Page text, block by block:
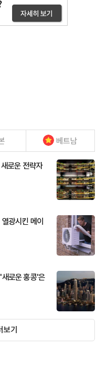
베트남
로운 전략자
광시킨 메이
로운 홍콩'은
보기